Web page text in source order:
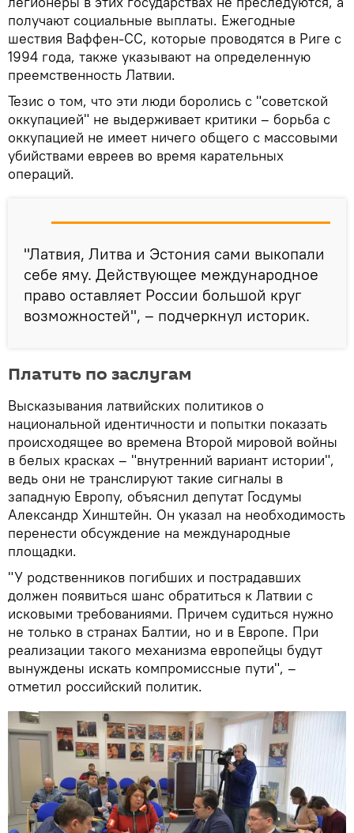
получают социальные выплаты. Ежегодные
шествия Ваффен-СС, которые проводятся в Риге с
1994 года, также указывают на определенную
преемственность Латвии.
Тезис о том, что эти люди боролись с "советской
оккупацией" не выдерживает критики – борьба с
оккупацией не имеет ничего общего с массовыми
убийствами евреев во время карательных
операций.
"Латвия, Литва и Эстония сами выкопали
себе яму. Действующее международное
право оставляет России большой круг
возможностей", – подчеркнул историк.
Платить по заслугам
Высказывания латвийских политиков о
национальной идентичности и попытки показать
происходящее во времена Второй мировой войны
в белых красках – "внутренний вариант истории",
ведь они не транслируют такие сигналы в
западную Европу, объяснил депутат Госдумы
Александр Хинштейн. Он указал на необходимость
перенести обсуждение на международные
площадки.
"У родственников погибших и пострадавших
должен появиться шанс обратиться к Латвии с
исковыми требованиями. Причем судиться нужно
не только в странах Балтии, но и в Европе. При
реализации такого механизма европейцы будут
вынуждены искать компромиссные пути", –
отметил российский политик.